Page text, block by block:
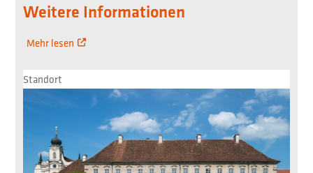
Weitere Informationen
Mehr lesen
Standort